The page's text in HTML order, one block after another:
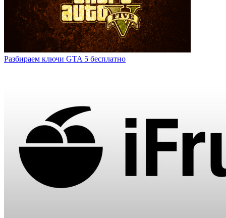
Разбираем ключи GTA 5 бесплатно